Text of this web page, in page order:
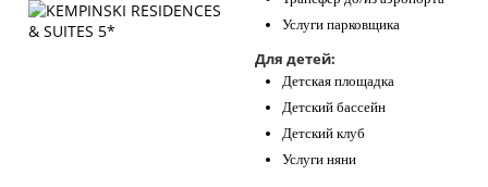
Услуги парковщика
Для детей:
Детская площадка
Детский бассейн
Детский клуб
Услуги няни